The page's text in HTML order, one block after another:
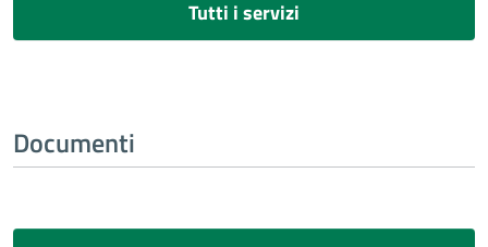
Tutti i servizi
Documenti